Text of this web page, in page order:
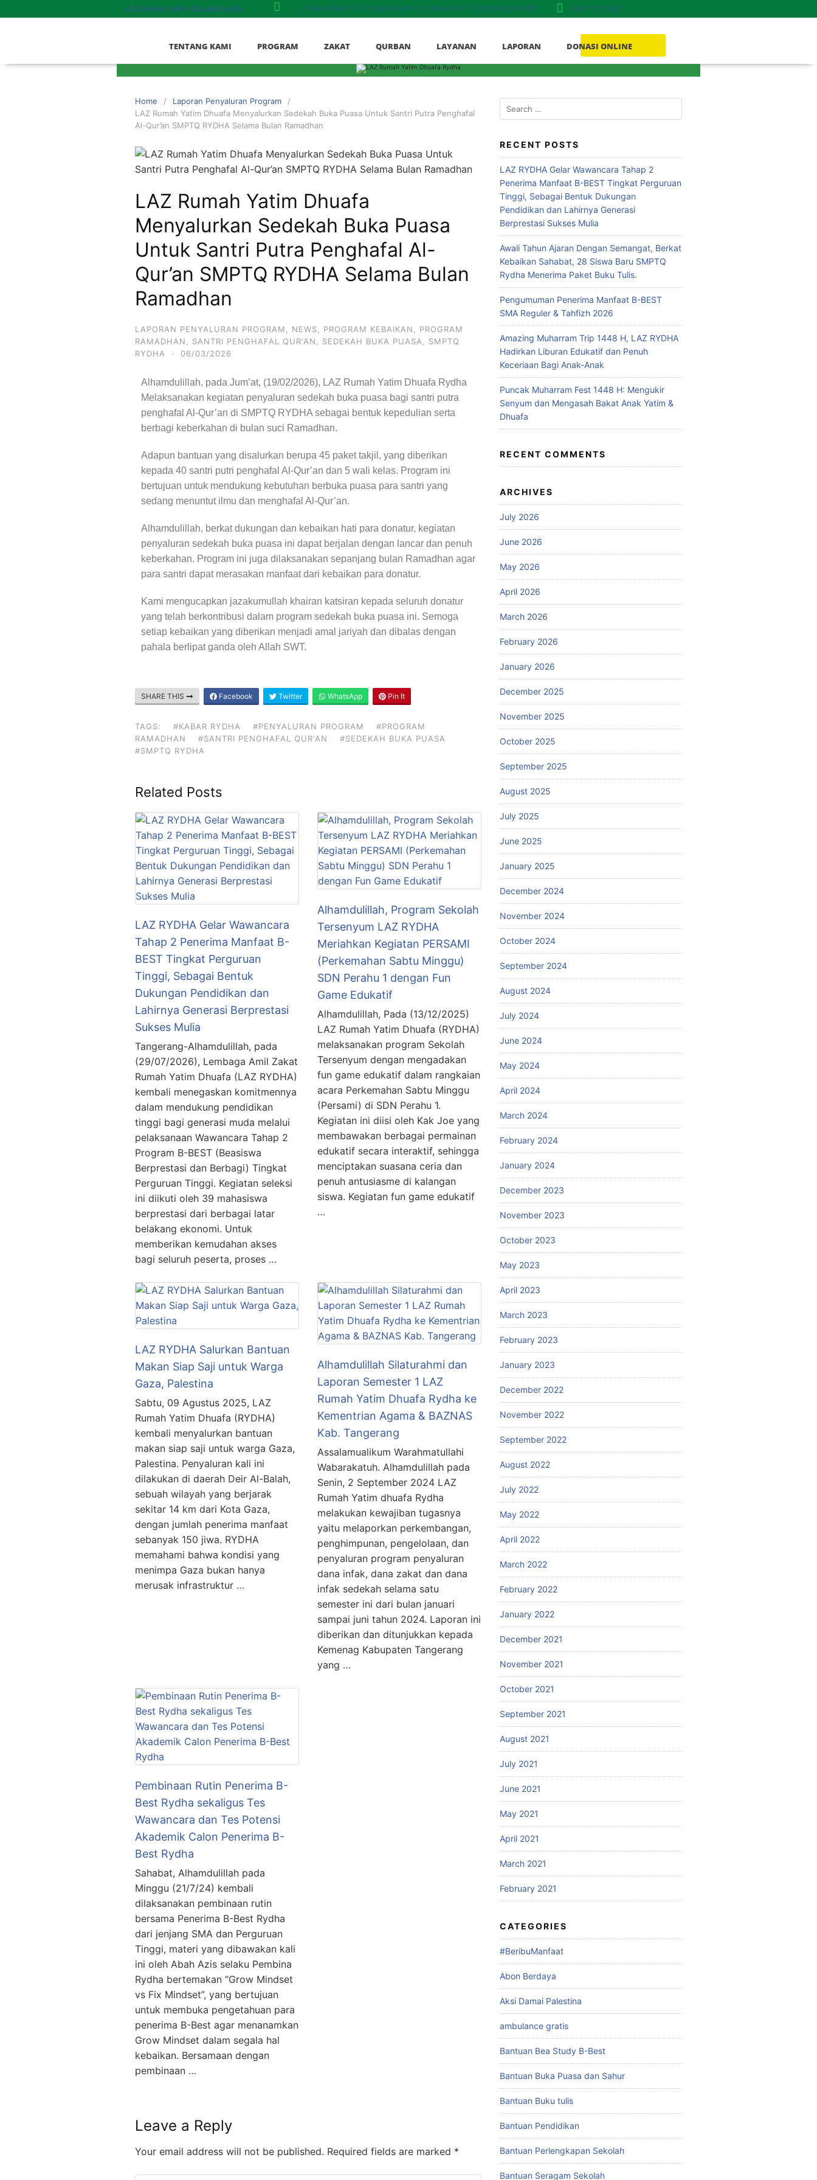
LAZ Rumah Yatim Dhuafa Rydha Jl. Raya Mauk KM.19 Tegal Kunir Lor, Mauk, Kab. Tangerang, Banten 081-7777-002
TENTANG KAMI PROGRAM ZAKAT QURBAN LAYANAN LAPORAN DONASI ONLINE
Donasi ONLINE
Home
Laporan Penyaluran Program
LAZ Rumah Yatim Dhuafa Menyalurkan Sedekah Buka Puasa Untuk Santri Putra Penghafal
Al-Qur’an SMPTQ RYDHA Selama Bulan Ramadhan
LAZ Rumah Yatim Dhuafa
Menyalurkan Sedekah Buka Puasa
Untuk Santri Putra Penghafal Al-
Qur’an SMPTQ RYDHA Selama Bulan
Ramadhan
LAPORAN PENYALURAN PROGRAM NEWS PROGRAM KEBAIKAN
PROGRAM
RAMADHAN
SANTRI PENGHAFAL QUR'AN SEDEKAH BUKA PUASA
SMPTQ
RYDHA
· 06/03/2026
Alhamdulillah, pada Jum’at, (19/02/2026), LAZ Rumah Yatim Dhuafa Rydha
Melaksanakan kegiatan penyaluran sedekah buka puasa bagi santri putra
penghafal Al-Qur’an di SMPTQ RYDHA sebagai bentuk kepedulian serta
berbagi keberkahan di bulan suci Ramadhan.
Adapun bantuan yang disalurkan berupa 45 paket takjil, yang diberikan
kepada 40 santri putri penghafal Al-Qur’an dan 5 wali kelas. Program ini
bertujuan untuk mendukung kebutuhan berbuka puasa para santri yang
sedang menuntut ilmu dan menghafal Al-Qur’an.
Alhamdulillah, berkat dukungan dan kebaikan hati para donatur, kegiatan
penyaluran sedekah buka puasa ini dapat berjalan dengan lancar dan penuh
keberkahan. Program ini juga dilaksanakan sepanjang bulan Ramadhan agar
para santri dapat merasakan manfaat dari kebaikan para donatur.
Kami mengucapkan jazakumullah khairan katsiran kepada seluruh donatur
yang telah berkontribusi dalam program sedekah buka puasa ini. Semoga
setiap kebaikan yang diberikan menjadi amal jariyah dan dibalas dengan
pahala berlipat ganda oleh Allah SWT.
SHARE THIS Facebook Twitter WhatsApp Pin It
TAGS: #KABAR RYDHA #PENYALURAN PROGRAM
#PROGRAM
RAMADHAN
#SANTRI PENGHAFAL QUR'AN
#SEDEKAH BUKA PUASA
#SMPTQ RYDHA
Related Posts
LAZ RYDHA Gelar Wawancara
Tahap 2 Penerima Manfaat B-
BEST Tingkat Perguruan
Tinggi, Sebagai Bentuk
Dukungan Pendidikan dan
Lahirnya Generasi Berprestasi
Sukses Mulia
Tangerang-Alhamdulillah, pada
(29/07/2026), Lembaga Amil Zakat
Rumah Yatim Dhuafa (LAZ RYDHA)
kembali menegaskan komitmennya
dalam mendukung pendidikan
tinggi bagi generasi muda melalui
pelaksanaan Wawancara Tahap 2
Program B-BEST (Beasiswa
Berprestasi dan Berbagi) Tingkat
Perguruan Tinggi. Kegiatan seleksi
ini diikuti oleh 39 mahasiswa
berprestasi dari berbagai latar
belakang ekonomi. Untuk
memberikan kemudahan akses
bagi seluruh peserta, proses …
Alhamdulillah, Program Sekolah
Tersenyum LAZ RYDHA
Meriahkan Kegiatan PERSAMI
(Perkemahan Sabtu Minggu)
SDN Perahu 1 dengan Fun
Game Edukatif
Alhamdulillah, Pada (13/12/2025)
LAZ Rumah Yatim Dhuafa (RYDHA)
melaksanakan program Sekolah
Tersenyum dengan mengadakan
fun game edukatif dalam rangkaian
acara Perkemahan Sabtu Minggu
(Persami) di SDN Perahu 1.
Kegiatan ini diisi oleh Kak Joe yang
membawakan berbagai permainan
edukatif secara interaktif, sehingga
menciptakan suasana ceria dan
penuh antusiasme di kalangan
siswa. Kegiatan fun game edukatif
…
LAZ RYDHA Salurkan Bantuan
Makan Siap Saji untuk Warga
Gaza, Palestina
Sabtu, 09 Agustus 2025, LAZ
Rumah Yatim Dhuafa (RYDHA)
kembali menyalurkan bantuan
makan siap saji untuk warga Gaza,
Palestina. Penyaluran kali ini
dilakukan di daerah Deir Al-Balah,
sebuah wilayah yang berjarak
sekitar 14 km dari Kota Gaza,
dengan jumlah penerima manfaat
sebanyak 150 jiwa. RYDHA
memahami bahwa kondisi yang
menimpa Gaza bukan hanya
merusak infrastruktur …
Alhamdulillah Silaturahmi dan
Laporan Semester 1 LAZ
Rumah Yatim Dhuafa Rydha ke
Kementrian Agama & BAZNAS
Kab. Tangerang
Assalamualikum Warahmatullahi
Wabarakatuh. Alhamdulillah pada
Senin, 2 September 2024 LAZ
Rumah Yatim dhuafa Rydha
melakukan kewajiban tugasnya
yaitu melaporkan perkembangan,
penghimpunan, pengelolaan, dan
penyaluran program penyaluran
dana infak, dana zakat dan dana
infak sedekah selama satu
semester ini dari bulan januari
sampai juni tahun 2024. Laporan ini
diberikan dan ditunjukkan kepada
Kemenag Kabupaten Tangerang
yang …
Pembinaan Rutin Penerima B-
Best Rydha sekaligus Tes
Wawancara dan Tes Potensi
Akademik Calon Penerima B-
Best Rydha
Sahabat, Alhamdulillah pada
Minggu (21/7/24) kembali
dilaksanakan pembinaan rutin
bersama Penerima B-Best Rydha
dari jenjang SMA dan Perguruan
Tinggi, materi yang dibawakan kali
ini oleh Abah Azis selaku Pembina
Rydha bertemakan “Grow Mindset
vs Fix Mindset”, yang bertujuan
untuk membuka pengetahuan para
penerima B-Best agar menanamkan
Grow Mindset dalam segala hal
kebaikan. Bersamaan dengan
pembinaan …
Leave a Reply
Your email address will not be published. Required fields are marked *
RECENT POSTS
LAZ RYDHA Gelar Wawancara Tahap 2
Penerima Manfaat B-BEST Tingkat Perguruan
Tinggi, Sebagai Bentuk Dukungan
Pendidikan dan Lahirnya Generasi
Berprestasi Sukses Mulia
Awali Tahun Ajaran Dengan Semangat, Berkat
Kebaikan Sahabat, 28 Siswa Baru SMPTQ
Rydha Menerima Paket Buku Tulis.
Pengumuman Penerima Manfaat B-BEST
SMA Reguler & Tahfizh 2026
Amazing Muharram Trip 1448 H, LAZ RYDHA
Hadirkan Liburan Edukatif dan Penuh
Keceriaan Bagi Anak-Anak
Puncak Muharram Fest 1448 H: Mengukir
Senyum dan Mengasah Bakat Anak Yatim &
Dhuafa
RECENT COMMENTS
ARCHIVES
July 2026
June 2026
May 2026
April 2026
March 2026
February 2026
January 2026
December 2025
November 2025
October 2025
September 2025
August 2025
July 2025
June 2025
January 2025
December 2024
November 2024
October 2024
September 2024
August 2024
July 2024
June 2024
May 2024
April 2024
March 2024
February 2024
January 2024
December 2023
November 2023
October 2023
May 2023
April 2023
March 2023
February 2023
January 2023
December 2022
November 2022
September 2022
August 2022
July 2022
May 2022
April 2022
March 2022
February 2022
January 2022
December 2021
November 2021
October 2021
September 2021
August 2021
July 2021
June 2021
May 2021
April 2021
March 2021
February 2021
CATEGORIES
#BeribuManfaat
Abon Berdaya
Aksi Damai Palestina
ambulance gratis
Bantuan Bea Study B-Best
Bantuan Buka Puasa dan Sahur
Bantuan Buku tulis
Bantuan Pendidikan
Bantuan Perlengkapan Sekolah
Bantuan Seragam Sekolah